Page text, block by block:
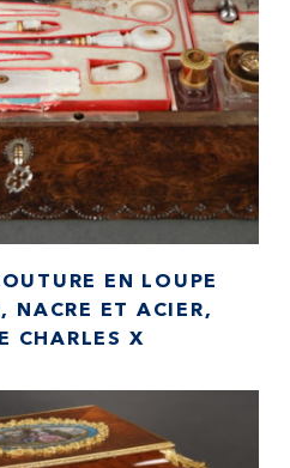
EN LOUPE
NACRE ET ACIER,
CHARLES X